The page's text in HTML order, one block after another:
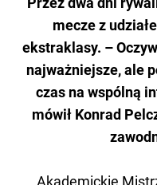
mecze z
ekstraklasy. –
najważniejsze, ale
czas na wspólną
mówił Konrad
Akademickie